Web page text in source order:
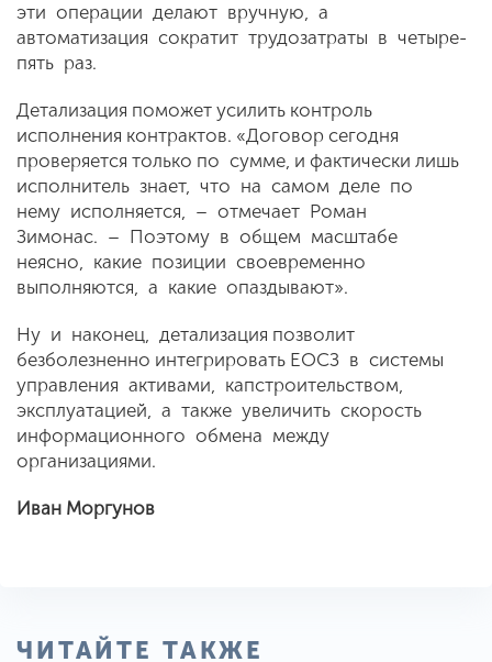
эти операции делают вручную, а
автоматизация сократит трудозатраты в четыре-
пять раз.
Детализация поможет усилить контроль
исполнения контрактов. «Договор сегодня
проверяется только по сумме, и фактически лишь
исполнитель знает, что на самом деле по
нему исполняется, – отмечает Роман
Зимонас. – Поэтому в общем масштабе
неясно, какие позиции своевременно
выполняются, а какие опаздывают».
Ну и наконец, детализация позволит
безболезненно интегрировать ЕОСЗ в системы
управления активами, капстроительством,
эксплуатацией, а также увеличить скорость
информационного обмена между
организациями.
Иван Моргунов
ЧИТАЙТЕ ТАКЖЕ